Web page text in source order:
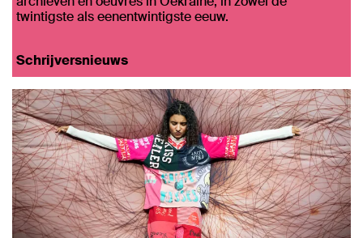
twintigste als eenentwintigste eeuw.
Schrijversnieuws